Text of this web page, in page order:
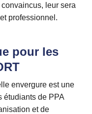
leur sera
professionnel.
pour les
envergure est une
étudiants de PPA
et de